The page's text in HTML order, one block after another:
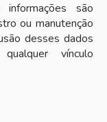
são
ou manutenção
desses dados
vínculo